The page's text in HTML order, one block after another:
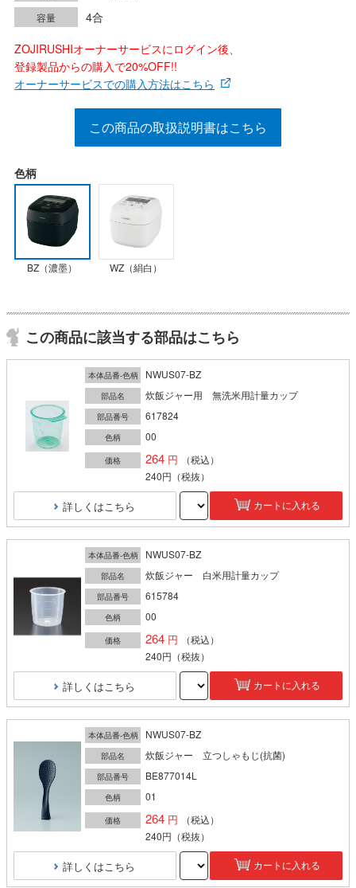
容量
4合
ZOJIRUSHIオーナーサービスにログイン後、
登録製品からの購入で20%OFF!!
オーナーサービスでの購入方法はこちら
この商品の取扱説明書はこちら
色柄
BZ（濃墨） WZ（絹白）
この商品に該当する部品はこちら
本体品番-色柄 NWUS07-BZ
部品名 炊飯ジャー用 無洗米用計量カップ
部品番号 617824
色柄 00
価格 264
（税込）
240円 （税抜）
詳しくはこちら カートに入れる
本体品番-色柄 NWUS07-BZ
部品名 炊飯ジャー 白米用計量カップ
部品番号 615784
色柄 00
価格 264
（税込）
240円 （税抜）
詳しくはこちら カートに入れる
本体品番-色柄 NWUS07-BZ
部品名 炊飯ジャー 立つしゃもじ(抗菌)
部品番号 BE877014L
色柄 01
価格 264
（税込）
240円 （税抜）
詳しくはこちら カートに入れる